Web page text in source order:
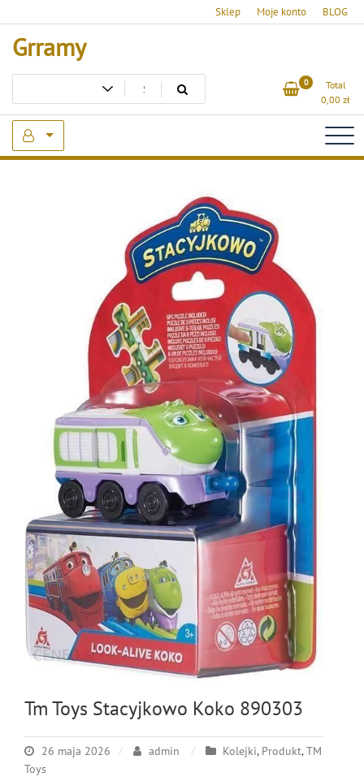
to
content
Sklep Moje konto BLOG
Grramy
0
Total
0,00 zł
Tm Toys Stacyjkowo Koko 890303
26 maja 2026 admin Kolejki, Produkt,TM
Toys